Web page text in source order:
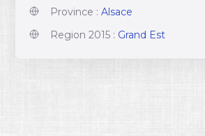
Province : Alsace
Region 2015 : Grand Est